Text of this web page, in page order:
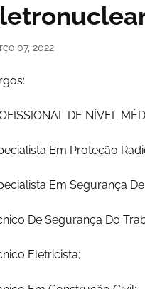
07, 2022
DE NÍVEL
Em Proteção
Em Segurança
De Segurança Do
Eletricista;